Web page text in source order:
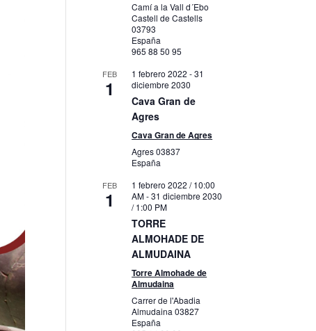
Camí a la Vall d´Ebo
Castell de Castells
03793
España
965 88 50 95
FEB
1
1 febrero 2022 -31
diciembre 2030
Cava Gran de
Agres
Cava Gran de Agres
Agres03837
España
FEB
1
1 febrero 2022 / 10:00
AM-31 diciembre 2030
/ 1:00 PM
TORRE
ALMOHADE DE
ALMUDAINA
Torre Almohade de
Almudaina
Carrer de l'Abadia
Almudaina03827
España